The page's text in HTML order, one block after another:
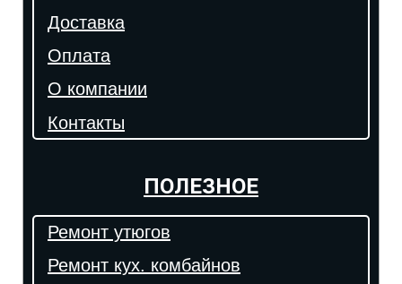
Доставка
Оплата
О компании
Контакты
ПОЛЕЗНОЕ
Ремонт утюгов
Ремонт кух. комбайнов